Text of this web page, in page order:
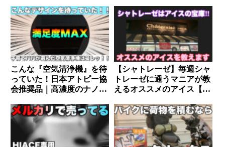
過ぎた。
こんな『空気清浄機』を待
っていた！日本アトピー協
会推奨品｜高濃度のナノイ
にも最適。
【シャトレーゼ】毎週シャ
トレーゼに通うマニアが教
えるオススメのアイス【必